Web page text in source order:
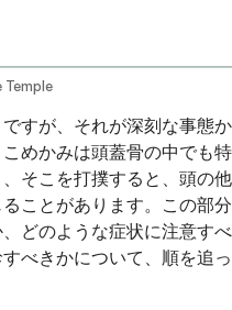
Temple
すが、それが深刻な事態か
めかみは頭蓋骨の中でも特
そこを打撲すると、頭の他
ことがあります。この部分
どのような症状に注意すべ
べきかについて、順を追っ